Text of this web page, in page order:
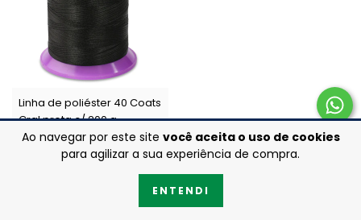
Ao navegar por este site você aceita o uso de cookies
para agilizar a sua experiência de compra.
ENTENDI
Linha de poliéster 40 Coats
Gral preta c/ 200 g
R$79,60